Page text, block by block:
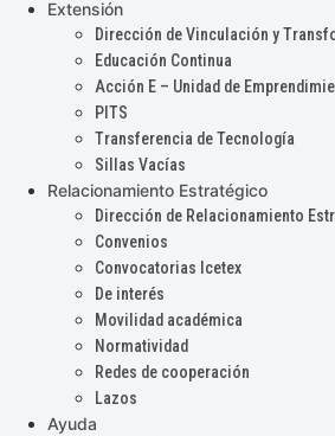
Extensión
Dirección de Vinculación y
Educación Continua
Acción E – Unidad de
PITS
Transferencia de Tecnología
Sillas Vacías
Relacionamiento Estratégico
Dirección de Relacionamiento
Convenios
Convocatorias Icetex
De interés
Movilidad académica
Normatividad
Redes de cooperación
Lazos
Ayuda